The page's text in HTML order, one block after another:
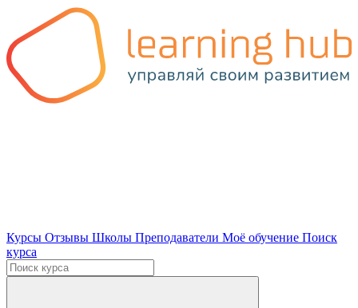
Курсы Отзывы Школы Преподаватели Моё обучение Поиск
курса